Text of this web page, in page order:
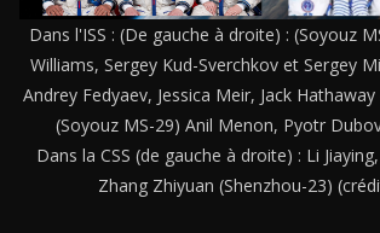
Dans l'ISS : (De gauche à droite) : (Soyouz
Williams, Sergey Kud-Sverchkov et Sergey
Andrey Fedyaev, Jessica Meir, Jack
(Soyouz MS-29) Anil Menon, Pyotr
Dans la CSS (de gauche à droite) : Li
Zhang Zhiyuan (Shenzhou-23)